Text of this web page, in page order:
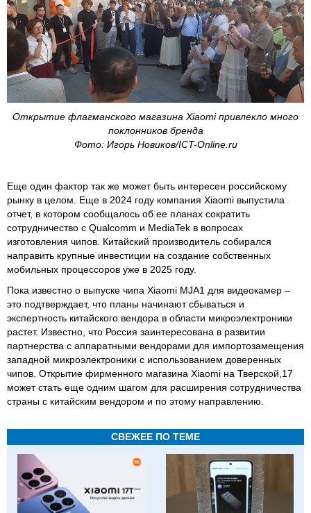
Открытие флагманского магазина Xiaomi привлекло много
поклонников бренда
Фото: Игорь Новиков/ICT-Online.ru
Еще один фактор так же может быть интересен российскому
рынку в целом. Еще в 2024 году компания Xiaomi выпустила
отчет, в котором сообщалось об ее планах сократить
сотрудничество с Qualcomm и MediaTek в вопросах
изготовления чипов. Китайский производитель собирался
направить крупные инвестиции на создание собственных
мобильных процессоров уже в 2025 году.
Пока известно о выпуске чипа Xiaomi MJA1 для видеокамер –
это подтверждает, что планы начинают сбываться и
экспертность китайского вендора в области микроэлектроники
растет. Известно, что Россия заинтересована в развитии
партнерства с аппаратными вендорами для импортозамещения
западной микроэлектроники с использованием доверенных
чипов. Открытие фирменного магазина Xiaomi на Тверской,17
может стать еще одним шагом для расширения сотрудничества
страны с китайским вендором и по этому направлению.
СВЕЖЕЕ ПО ТЕМЕ